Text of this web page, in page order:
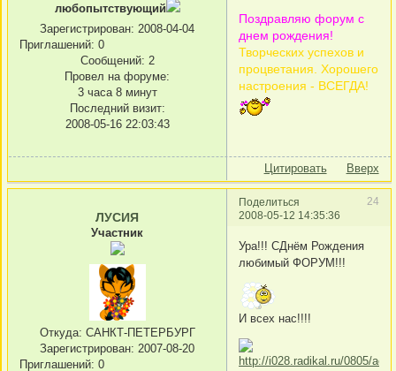
любопытствующий
Зарегистрирован: 2008-04-04
Приглашений: 0
Сообщений: 2
Провел на форуме:
3 часа 8 минут
Последний визит:
2008-05-16 22:03:43
Поздравляю форум с
днем рождения!
Творческих успехов и
процветания. Хорошего
настроения - ВСЕГДА!
Цитировать Вверх
Поделиться
24
2008-05-12 14:35:36
ЛУСИЯ
Участник
Откуда: САНКТ-ПЕТЕРБУРГ
Зарегистрирован: 2007-08-20
Приглашений: 0
Ура!!! СДнём Рождения
любимый ФОРУМ!!!
И всех нас!!!!